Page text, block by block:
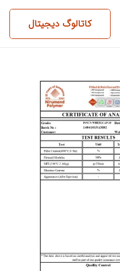
کاتالوگ دیجیتال